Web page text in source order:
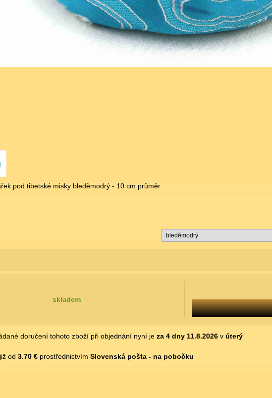
pod tibetské misky bleděmodrý - 10 cm průměr
skladem
doručení tohoto zboží při objednání nyní je za 4 dny 11.8.2026v úterý
od 3.70 €prostřednictvím Slovenská pošta - na pobočku